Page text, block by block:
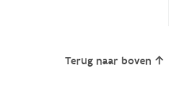
Terug naar boven